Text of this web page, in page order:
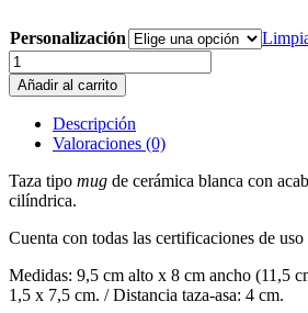
Personalización
Taza455-
456
Set
tazas
aniversario
abuelos
orange
Añadir al carrito
Descripción
Valoraciones (0)
Taza tipo mug de cerámica blanca con
cilíndrica.
Cuenta con todas las certificaciones de
Medidas: 9,5 cm alto x 8 cm ancho (11,5
1,5 x 7,5 cm. / Distancia taza-asa: 4 cm.